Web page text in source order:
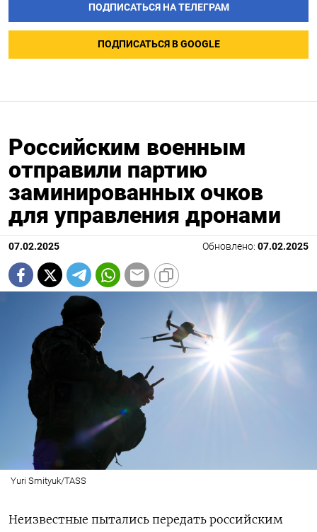
ПОДПИСАТЬСЯ НА ТЕЛЕГРАМ
ПОДПИСАТЬСЯ В GOOGLE
Российским военным
отправили партию
заминированных очков
для управления дронами
07.02.2025 Обновлено: 07.02.2025
Yuri Smityuk/TASS
Неизвестные пытались передать российским